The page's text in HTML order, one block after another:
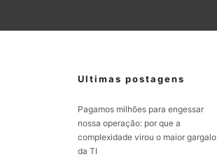
Ultimas postagens
Pagamos milhões para engessar
nossa operação: por que a
complexidade virou o maior gargalo
da TI